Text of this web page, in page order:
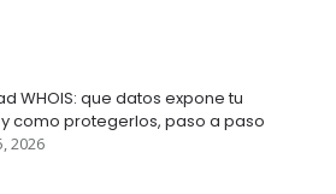
WHOIS: que datos expone tu
como protegerlos, paso a paso
2026